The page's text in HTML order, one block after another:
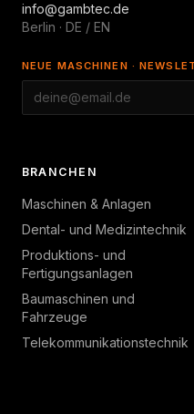
info@gambtec.de
Berlin · DE / EN
NEUE MASCHINEN ·
BRANCHEN
Maschinen & Anlagen
Dental- und Medizintechnik
Produktions- und
Fertigungsanlagen
Baumaschinen und
Fahrzeuge
Telekommunikationstechnik